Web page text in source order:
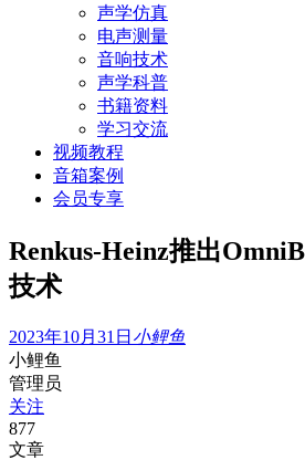
声学仿真
电声测量
音响技术
声学科普
书籍资料
学习交流
视频教程
音箱案例
会员专享
Renkus-Heinz推出
技术
2023年10月31日 小鲤鱼
小鲤鱼
管理员
关注
877
文章